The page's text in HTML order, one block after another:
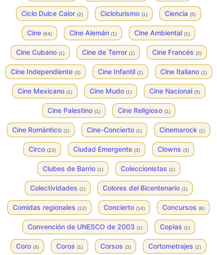
Ciclo Dulce Calor (2) Cicloturismo (1) Ciencia (5)
Cine (64) Cine Alemán (1) Cine Ambiental (1)
Cine Cubano (1) Cine de Terror (1) Cine Francés (2)
Cine Independiente (3) Cine Infantil (2) Cine Italiano (1)
Cine Mexicano (1) Cine Mudo (1) Cine Nacional (5)
Cine Palestino (1) Cine Religioso (1)
Cine Romántico (1) Cine-Concierto (1) Cinemarock (1)
Circo (23) Ciudad Emergente (3) Clowns (3)
Clubes de Barrio (1) Coleccionistas (1)
Colectividades (1) Colores del Bicentenario (1)
Comidas regionales (12) Concierto (14) Concursos (8)
Convención de UNESCO de 2003 (1) Coplas (1)
Coro (3) Coros (1) Corsos (3) Cortometrajes (2)